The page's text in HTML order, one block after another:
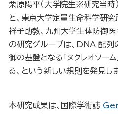
栗原陽平（大学院生※研究当時
と、東京大学定量生命科学研
祥子助教、九州大学生体防御
の研究グループは、DNA 配列
御の基盤となる「ヌクレオソー
る、という新しい規則を発見しま
本研究成果は、国際学術誌